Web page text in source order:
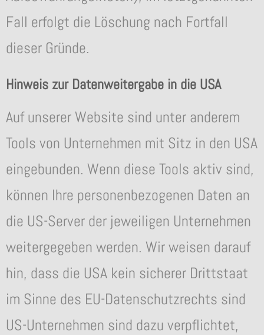
Fall erfolgt die Löschung nach Fortfall
dieser Gründe.
Hinweis zur Datenweitergabe in die USA
Auf unserer Website sind unter anderem
Tools von Unternehmen mit Sitz in den USA
eingebunden. Wenn diese Tools aktiv sind,
können Ihre personenbezogenen Daten an
die US-Server der jeweiligen Unternehmen
weitergegeben werden. Wir weisen darauf
hin, dass die USA kein sicherer Drittstaat
im Sinne des EU-Datenschutzrechts sind
US-Unternehmen sind dazu verpflichtet,